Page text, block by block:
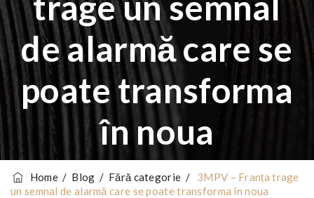
de alarmă care se
poate transforma
în noua
normalitate.
Home/ Blog / Fără categorie /
3MPV – Franța trage
un semnal de alarmă care se poate transforma în noua